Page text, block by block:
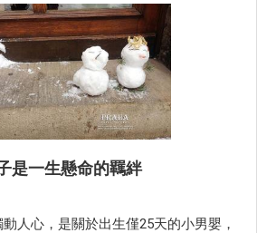
是一生懸命的羈絆
人心，是關於出生僅25天的小男嬰，